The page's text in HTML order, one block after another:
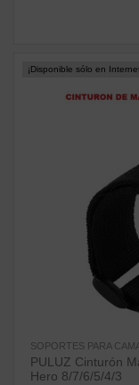
¡Disponible sólo en
SOPORTES PARA
PULUZ Cinturón
Hero 8/7/6/5/4/3